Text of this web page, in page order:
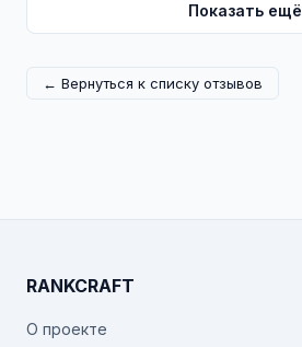
Показать ещё
← Вернуться к списку отзывов
RANKCRAFT
О проекте